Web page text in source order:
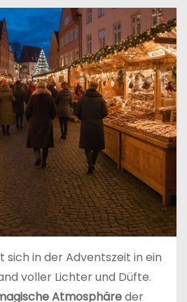
sich in der Adventszeit in ein
voller Lichter und Düfte.
Atmosphäreder